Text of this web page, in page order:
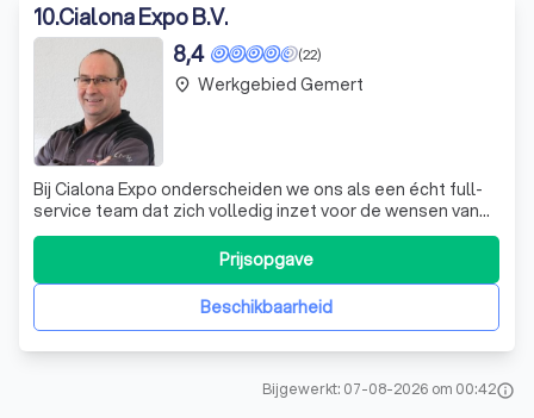
10.Cialona Expo B.V.
(22)
8,4
Bij Cialona Expo onderscheiden we ons als een écht full-
service team dat zich volledig inzet voor de wensen van
onze klanten. Wij geloven dat elke klant telt en dat is
precies wat we uitstralen in onze samenwerking. Met een
snelle respons, constante bereikbaarheid en een
proactieve houding denken we
Beschikbaarheid
Prijsopgave
place Werkgebied Gemert
Bijgewerkt: 07-08-2026 om 00:42info